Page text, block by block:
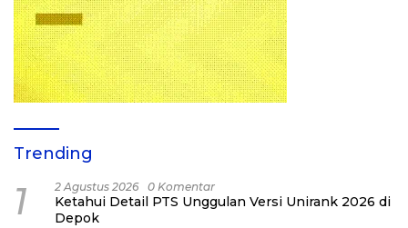
Trending
1 2 Agustus 2026 0 Komentar
Ketahui Detail PTS Unggulan Versi Unirank 2026 di
Depok